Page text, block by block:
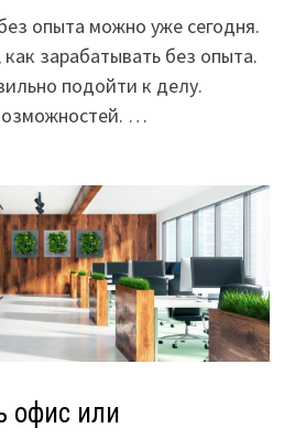
опыта можно уже сегодня.
зарабатывать без опыта.
подойти к делу.
…
офис или